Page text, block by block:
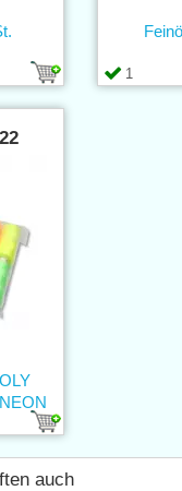
1
auch